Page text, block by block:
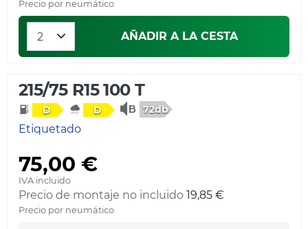
Precio por neumático
AÑADIR A LA CESTA
215/75 R15 100 T
D D 72db
Etiquetado
75,00 €
IVA incluido
Precio de montaje no incluido 19,85 €
Precio por neumático